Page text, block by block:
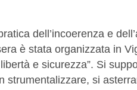
dell’incoerenza e
è stata organizzata in
e sicurezza”. Si
strumentalizzare, si